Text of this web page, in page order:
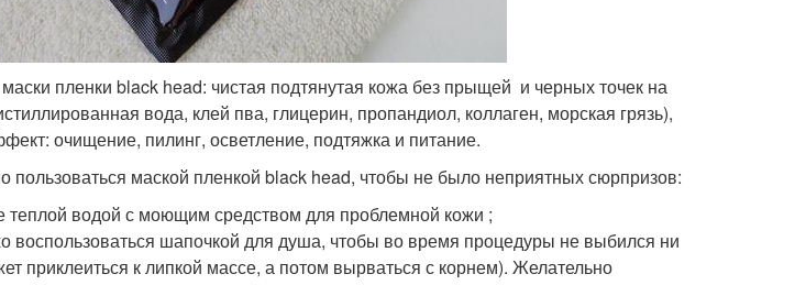
пленки black head: чистая подтянутая кожа без прыщей и черных точек на
вода, клей пва, глицерин, пропандиол, коллаген, морская грязь),
очищение, пилинг, осветление, подтяжка и питание.
пользоваться маской пленкой black head, чтобы не было неприятных сюрпризов:
теплой водой с моющим средством для проблемной кожи ;
воспользоваться шапочкой для душа, чтобы во время процедуры не выбился ни
приклеиться к липкой массе, а потом вырваться с корнем). Желательно